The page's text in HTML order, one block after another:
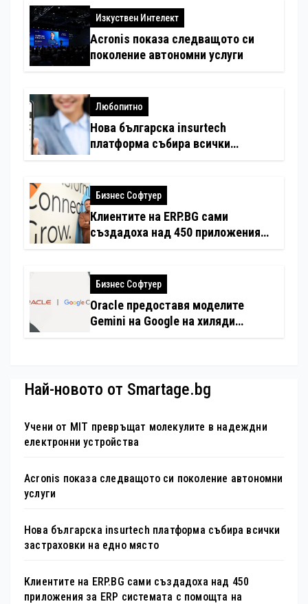
Изкуствен Интелект
Acronis показа следващото си
поколение автономни услуги
Любопитно
Нова българска insurtech
платформа събира всички
Бизнес Софтуер
Клиентите на ERP.BG сами
създадоха над 450 приложения
интелект
Бизнес Софтуер
Oracle предоставя моделите
Gemini на Google на хиляди
Най-новото от Smartage.bg
Учени от MIT превръщат молекулите в надеждни
електронни устройства
Acronis показа следващото си поколение автономни
услуги
Нова българска insurtech платформа събира всички
застраховки на едно място
Клиентите на ERP.BG сами създадоха над 450
приложения за ERP системата с помощта на